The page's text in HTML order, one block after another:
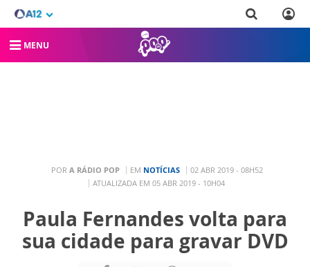
MENU
POR A RÁDIO POP EM NOTÍCIAS
02 ABR 2019 - 08H52
ATUALIZADA EM 05 ABR 2019 - 10H04
Paula Fernandes volta para
sua cidade para gravar DVD